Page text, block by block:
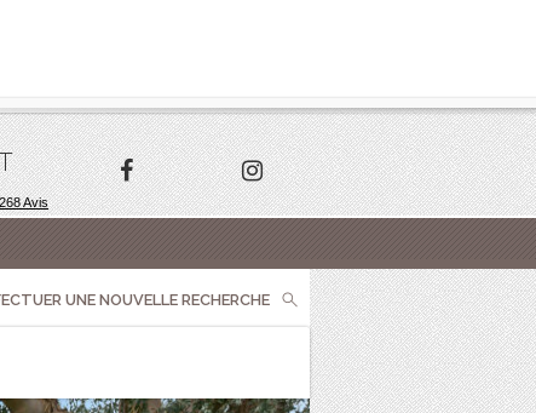
UNE NOUVELLE RECHERCHE